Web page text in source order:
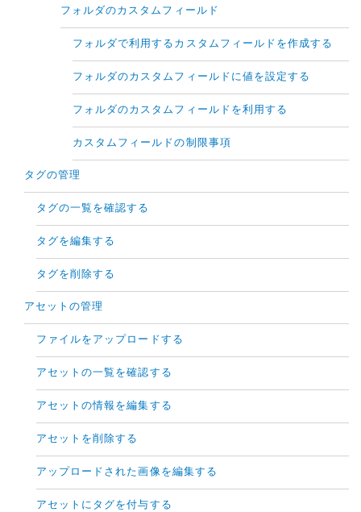
フォルダのカスタムフィールド
フォルダで利用するカスタムフィールドを作成する
フォルダのカスタムフィールドに値を設定する
フォルダのカスタムフィールドを利用する
カスタムフィールドの制限事項
タグの管理
タグの一覧を確認する
タグを編集する
タグを削除する
アセットの管理
ファイルをアップロードする
アセットの一覧を確認する
アセットの情報を編集する
アセットを削除する
アップロードされた画像を編集する
アセットにタグを付与する